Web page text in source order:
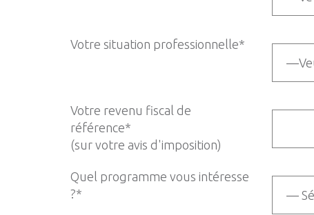
Votre situation professionnelle*
Votre revenu fiscal de
référence*
(sur votre avis d'imposition)
Quel programme vous intéresse
?*